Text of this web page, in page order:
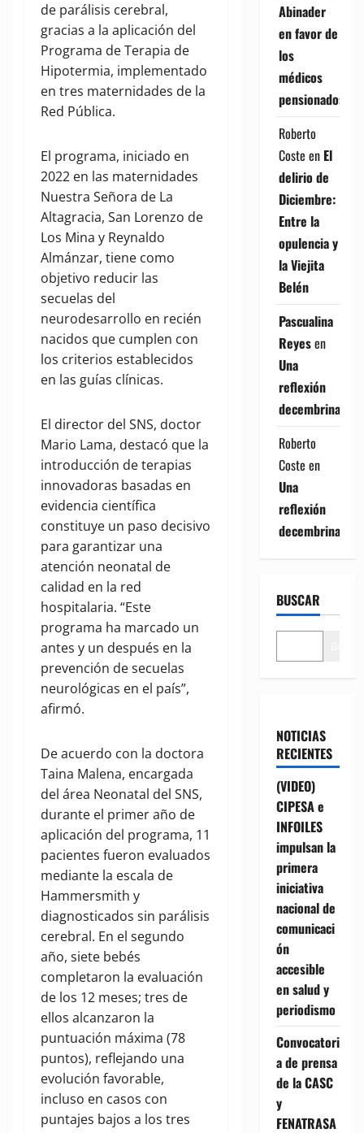
de parálisis cerebral,
gracias a la aplicación del
Programa de Terapia de
Hipotermia, implementado
en tres maternidades de la
Red Pública.
El programa, iniciado en
2022 en las maternidades
Nuestra Señora de La
Altagracia, San Lorenzo de
Los Mina y Reynaldo
Almánzar, tiene como
objetivo reducir las
secuelas del
neurodesarrollo en recién
nacidos que cumplen con
los criterios establecidos
en las guías clínicas.
El director del SNS, doctor
Mario Lama, destacó que la
introducción de terapias
innovadoras basadas en
evidencia científica
constituye un paso decisivo
para garantizar una
atención neonatal de
calidad en la red
hospitalaria. “Este
programa ha marcado un
antes y un después en la
prevención de secuelas
neurológicas en el país”,
afirmó.
De acuerdo con la doctora
Taina Malena, encargada
del área Neonatal del SNS,
durante el primer año de
aplicación del programa, 11
pacientes fueron evaluados
mediante la escala de
Hammersmith y
diagnosticados sin parálisis
cerebral. En el segundo
año, siete bebés
completaron la evaluación
de los 12 meses; tres de
ellos alcanzaron la
puntuación máxima (78
puntos), reflejando una
evolución favorable,
incluso en casos con
puntajes bajos a los tres
Abinader
en favor de
los
médicos
pensionados
Roberto
Coste en El
delirio de
Diciembre:
Entre la
opulencia y
la Viejita
Belén
Pascualina
Reyesen
Una
reflexión
decembrina
Roberto
Coste en
Una
reflexión
decembrina
BUSCAR
NOTICIAS
RECIENTES
(VIDEO)
CIPESA e
INFOILES
impulsan la
primera
iniciativa
nacional de
comunicaci
ón
accesible
en salud y
periodismo
Convocatori
a de prensa
de la CASC
y
FENATRASA